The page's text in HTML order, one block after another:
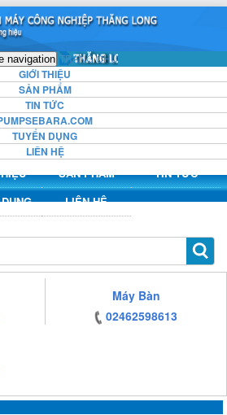
navigation TRANG CHỦ
GIỚI THIỆU
SẢN PHẨM
TIN TỨC
TUYỂN DỤNG
LIÊN HỆ
SẢN PHẨM
TIN TỨC
LIÊN HỆ
Máy Bàn
02462598613